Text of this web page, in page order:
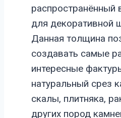
распространённый
для декоративной
Данная толщина
создавать самые
интересные
натуральный срез
скалы, плитняка,
других пород